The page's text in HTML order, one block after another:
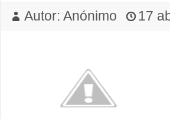
Autor: Anónimo
17